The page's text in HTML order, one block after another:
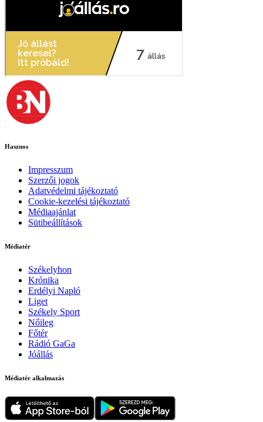
Hasznos
Impresszum
Szerzői jogok
Adatvédelmi tájékoztató
Cookie-kezelési tájékoztató
Médiaajánlat
Sütibeállítások
Médiatér
Székelyhon
Krónika
Erdélyi Napló
Liget
Székely Sport
Nőileg
Főtér
Rádió GaGa
Jóállás
Médiatér alkalmazás